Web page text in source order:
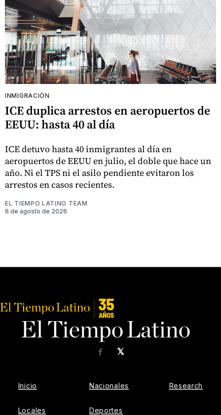
INMIGRACIÓN
ICE duplica arrestos en aeropuertos de
EEUU: hasta 40 al día
ICE detuvo hasta 40 inmigrantes al día en
aeropuertos de EEUU en julio, el doble que hace un
año. Ni el TPS ni el asilo pendiente evitaron los
arrestos en casos recientes.
EL TIEMPO LATINO TEAM
6 de agosto de 2026
𝕏
Facebook
Inicio
Locales
Nacionales
Deportes
Research